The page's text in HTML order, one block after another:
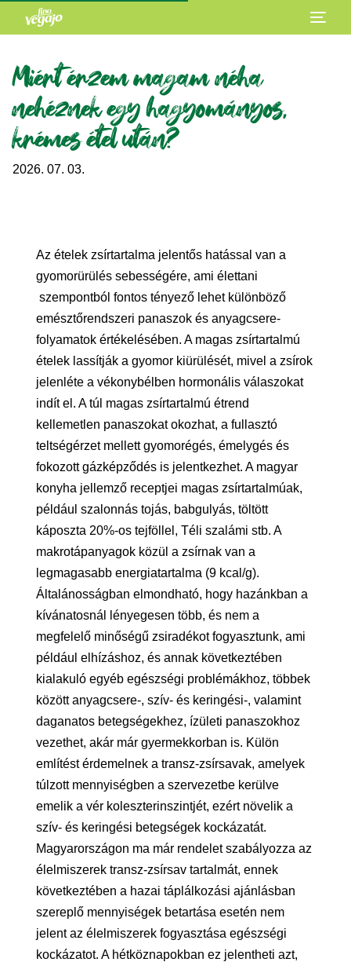
Miért érzem magam néha
nehéznek egy hagyományos,
krémes étel után?
2026. 07. 03.
Az ételek zsírtartalma jelentős hatással van a
gyomorürülés sebességére, ami élettani
szempontból fontos tényező lehet különböző
emésztőrendszeri panaszok és anyagcsere-
folyamatok értékelésében. A magas zsírtartalmú
ételek lassítják a gyomor kiürülését, mivel a zsírok
jelenléte a vékonybélben hormonális válaszokat
indít el. A túl magas zsírtartalmú étrend
kellemetlen panaszokat okozhat, a fullasztó
teltségérzet mellett gyomorégés, émelygés és
fokozott gázképződés is jelentkezhet. A magyar
konyha jellemző receptjei magas zsírtartalmúak,
például szalonnás tojás, babgulyás, töltött
káposzta 20%-os tejföllel, Téli szalámi stb. A
makrotápanyagok közül a zsírnak van a
legmagasabb energiatartalma (9 kcal/g).
Általánosságban elmondható, hogy hazánkban a
kívánatosnál lényegesen több, és nem a
megfelelő minőségű zsiradékot fogyasztunk, ami
például elhízáshoz, és annak következtében
kialakuló egyéb egészségi problémákhoz, többek
között anyagcsere-, szív- és keringési-, valamint
daganatos betegségekhez, ízületi panaszokhoz
vezethet, akár már gyermekkorban is. Külön
említést érdemelnek a transz-zsírsavak, amelyek
túlzott mennyiségben a szervezetbe kerülve
emelik a vér koleszterinszintjét, ezért növelik a
szív- és keringési betegségek kockázatát.
Magyarországon ma már rendelet szabályozza az
élelmiszerek transz-zsírsav tartalmát, ennek
következtében a hazai táplálkozási ajánlásban
szereplő mennyiségek betartása esetén nem
jelent az élelmiszerek fogyasztása egészségi
kockázatot. A hétköznapokban ez jelentheti azt,